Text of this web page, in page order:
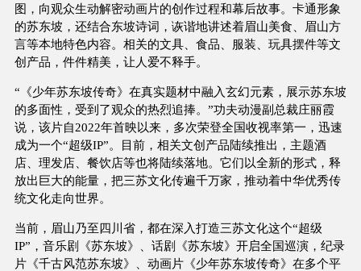
图，向观众生动解密动画片的创作过程和幕后故事。卡通形象
的苏东坡，还结合东坡诗词，诙谐地讲述着眉山美食、眉山方
言等本地特色内容。相关的文具、食品、服装、玩具摆件等文
创产品，件件精美，让人爱不释手。
“《少年苏东坡传奇》在真实题材中融入玄幻元素，展示苏东坡
的多面性，受到了观众的热烈追捧。”功夫动漫副总裁庄丽霞
说，该片自2022年首映以来，多次荣登全国收视率第一，迅速
成为一个“超级IP”。目前，相关文创产品陆续推出，主题酒
店、理发店、餐饮店等也将陆续落地。它们以全新的形式，释
放出巨大的能量，把三苏文化传遍千万家，推动着中华优秀传
统文化走向世界。
当前，眉山乃至四川省，都在深入打造三苏文化这个“超级
IP”，音乐剧《苏东坡》、话剧《苏东坡》开启全国巡演，纪录
片《千古风范苏东坡》、动画片《少年苏东坡传奇》在多个平